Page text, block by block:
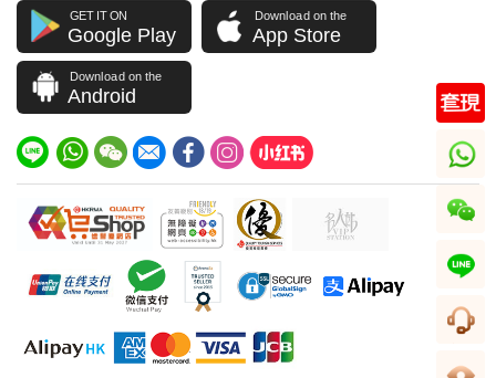
GET IT ON
Google Play
Download on the
App Store
Download on the
Android
whatsapp